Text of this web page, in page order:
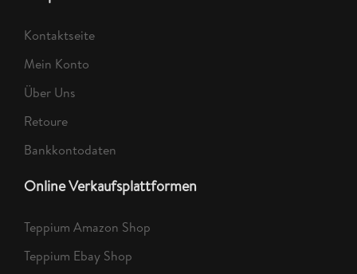
Kontaktseite
Mein Konto
Über Uns
Retoure
Bankkontodaten
Online Verkaufsplattformen
Teppium Amazon Shop
Teppium Ebay Shop